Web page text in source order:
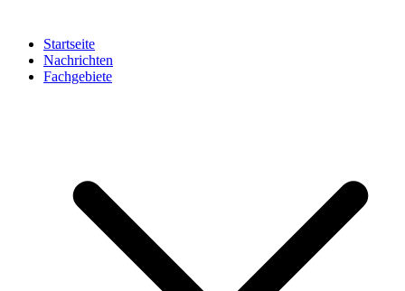
Startseite
Nachrichten
Fachgebiete